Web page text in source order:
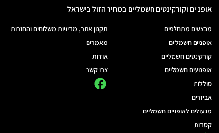
אופניים וקורקינטים חשמליים במחיר הזול בישראל
מבצעים מתחלפים
אופניים חשמליים
קורקינטים חשמליים
אופנועים חשמליים
סוללות
אביזרים
מנעולים לאופניים חשמליים
קסדות
תקנון אתר, מדיניות משלוחים והחזרות
מאמרים
אודות
צרו קשר